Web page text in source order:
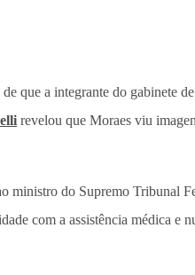
que a integrante do gabinete
revelou que Moraes viu
ministro do Supremo Tribunal
com a assistência médica e